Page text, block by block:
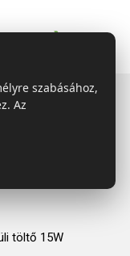
ár ESG
töltő 15W
szabásához,
Az